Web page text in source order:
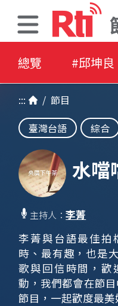
總覽 #邱坤良
::: / 節目
臺灣台語
綜合
水噹
主持人：李菁
李菁與台語最佳拍
時、最有趣，也是
歌與回信時間，歡
動，我們都會在節
節目，一起歡度最美